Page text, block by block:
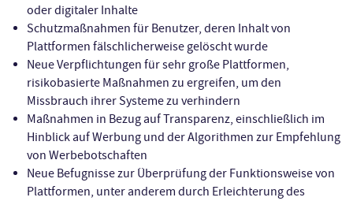
oder digitaler Inhalte
Schutzmaßnahmen für Benutzer, deren Inhalt von
Plattformen fälschlicherweise gelöscht wurde
Neue Verpflichtungen für sehr große Plattformen,
risikobasierte Maßnahmen zu ergreifen, um den
Missbrauch ihrer Systeme zu verhindern
Maßnahmen in Bezug auf Transparenz, einschließlich im
Hinblick auf Werbung und der Algorithmen zur Empfehlung
von Werbebotschaften
Neue Befugnisse zur Überprüfung der Funktionsweise von
Plattformen, unter anderem durch Erleichterung des